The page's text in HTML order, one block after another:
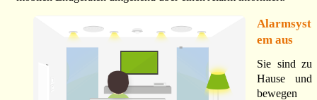
Alarmsyst
em aus
Sie sind zu
Hause und
bewegen